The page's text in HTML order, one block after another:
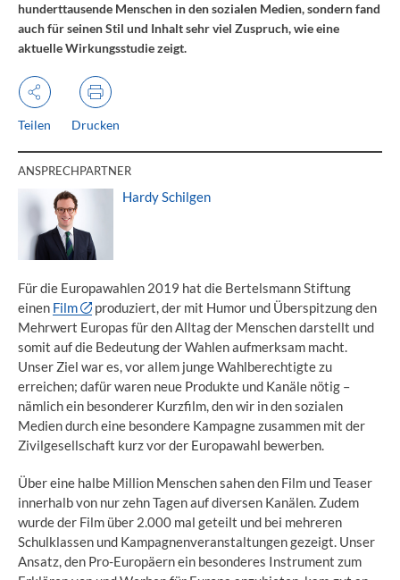
hunderttausende Menschen in den sozialen Medien, sondern fand
auch für seinen Stil und Inhalt sehr viel Zuspruch, wie eine
aktuelle Wirkungsstudie zeigt.
Teilen Drucken
ANSPRECHPARTNER
Hardy Schilgen
Für die Europawahlen 2019 hat die Bertelsmann Stiftung
einen Film
produziert, der mit Humor und Überspitzung den
Mehrwert Europas für den Alltag der Menschen darstellt und
somit auf die Bedeutung der Wahlen aufmerksam macht.
Unser Ziel war es, vor allem junge Wahlberechtigte zu
erreichen; dafür waren neue Produkte und Kanäle nötig –
nämlich ein besonderer Kurzfilm, den wir in den sozialen
Medien durch eine besondere Kampagne zusammen mit der
Zivilgesellschaft kurz vor der Europawahl bewerben.
Über eine halbe Million Menschen sahen den Film und Teaser
innerhalb von nur zehn Tagen auf diversen Kanälen. Zudem
wurde der Film über 2.000 mal geteilt und bei mehreren
Schulklassen und Kampagnenveranstaltungen gezeigt. Unser
Ansatz, den Pro-Europäern ein besonderes Instrument zum